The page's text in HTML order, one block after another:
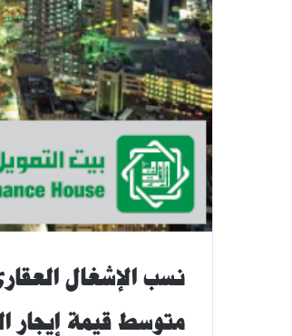
نسب الإشغال العقاري
متوسط قيمة إيجار